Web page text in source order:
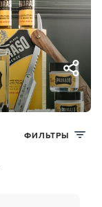
ФИЛЬТРЫ